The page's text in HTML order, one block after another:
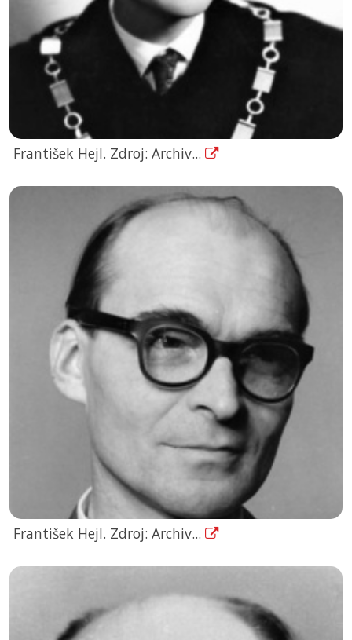
František Hejl. Zdroj: Archiv...
František Hejl. Zdroj: Archiv...